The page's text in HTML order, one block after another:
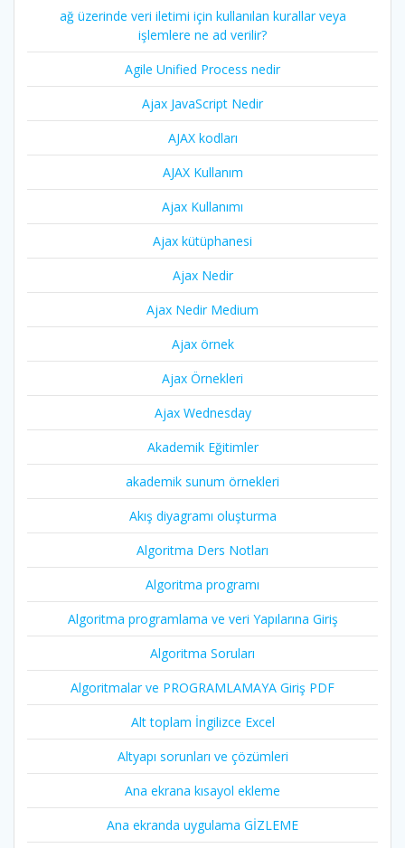
ağ üzerinde veri iletimi için kullanılan kurallar veya
işlemlere ne ad verilir?
Agile Unified Process nedir
Ajax JavaScript Nedir
AJAX kodları
AJAX Kullanım
Ajax Kullanımı
Ajax kütüphanesi
Ajax Nedir
Ajax Nedir Medium
Ajax örnek
Ajax Örnekleri
Ajax Wednesday
Akademik Eğitimler
akademik sunum örnekleri
Akış diyagramı oluşturma
Algoritma Ders Notları
Algoritma programı
Algoritma programlama ve veri Yapılarına Giriş
Algoritma Soruları
Algoritmalar ve PROGRAMLAMAYA Giriş PDF
Alt toplam İngilizce Excel
Altyapı sorunları ve çözümleri
Ana ekrana kısayol ekleme
Ana ekranda uygulama GİZLEME